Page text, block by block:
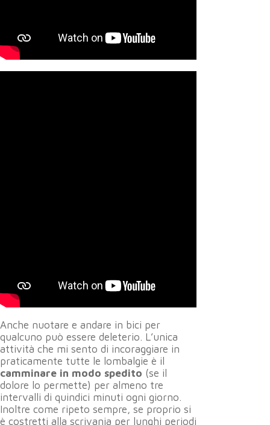
Anche nuotare e andare in bici per
qualcuno può essere deleterio. L’unica
attività che mi sento di incoraggiare in
praticamente tutte le lombalgie è il
camminare in modo spedito (se il
dolore lo permette) per almeno tre
intervalli di quindici minuti ogni giorno.
Inoltre come ripeto sempre, se proprio si
è costretti alla scrivania per lunghi periodi